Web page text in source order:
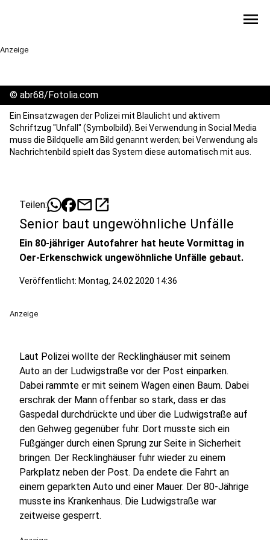
menu
Anzeige
© abr68/Fotolia.com
Ein Einsatzwagen der Polizei mit Blaulicht und aktivem
Schriftzug "Unfall" (Symbolbild). Bei Verwendung in Social Media
muss die Bildquelle am Bild genannt werden; bei Verwendung als
Nachrichtenbild spielt das System diese automatisch mit aus.
Teilen: mailopen_in_new
Senior baut ungewöhnliche Unfälle
Ein 80-jähriger Autofahrer hat heute Vormittag in
Oer-Erkenschwick ungewöhnliche Unfälle gebaut.
Veröffentlicht: Montag, 24.02.2020 14:36
Anzeige
Laut Polizei wollte der Recklinghäuser mit seinem
Auto an der Ludwigstraße vor der Post einparken.
Dabei rammte er mit seinem Wagen einen Baum. Dabei
erschrak der Mann offenbar so stark, dass er das
Gaspedal durchdrückte und über die Ludwigstraße auf
den Gehweg gegenüber fuhr. Dort musste sich ein
Fußgänger durch einen Sprung zur Seite in Sicherheit
bringen. Der Recklinghäuser fuhr wieder zu einem
Parkplatz neben der Post. Da endete die Fahrt an
einem geparkten Auto und einer Mauer. Der 80-Jährige
musste ins Krankenhaus. Die Ludwigstraße war
zeitweise gesperrt.